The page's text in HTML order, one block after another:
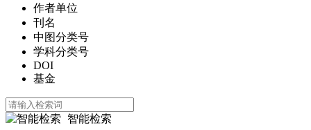
作者单位
刊名
中图分类号
学科分类号
DOI
基金
智能检索